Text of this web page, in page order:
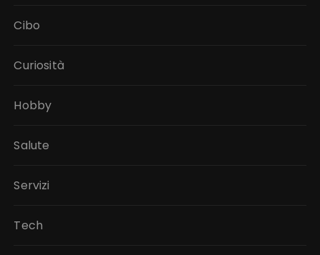
Cibo
Curiosità
Hobby
Salute
Servizi
Tech